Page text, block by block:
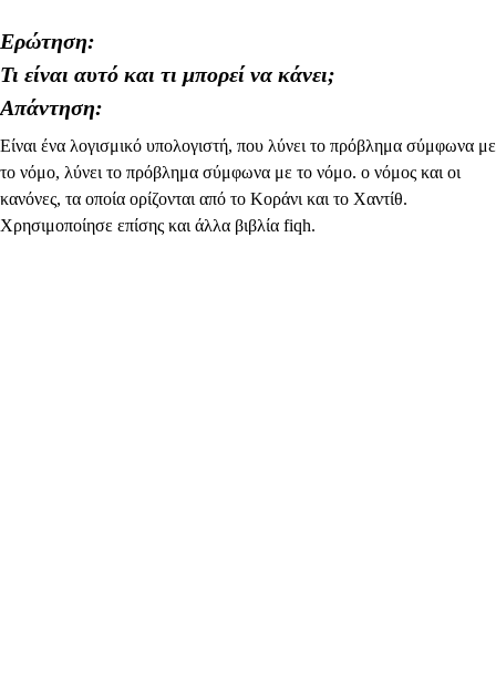
Ερώτηση:
Τι είναι αυτό και τι μπορεί να κάνει;
Απάντηση:
Είναι ένα λογισμικό υπολογιστή, που λύνει το πρόβλημα σύμφωνα με
το νόμο, λύνει το πρόβλημα σύμφωνα με το νόμο. ο νόμος και οι
κανόνες, τα οποία ορίζονται από το Κοράνι και το Χαντίθ.
Χρησιμοποίησε επίσης και άλλα βιβλία fiqh.